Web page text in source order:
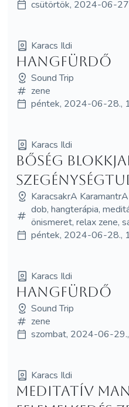
csütörtök, 2024-06-
Karacs Ildi
Hangfürdő
Sound Trip
zene
péntek, 2024-06-28.,
Karacs Ildi
Bőség
KaracsakrA KaramantrA
dob, hangterápia,
önismeret, relax zene,
péntek, 2024-06-28.,
Karacs Ildi
Hangfürdő
Sound Trip
zene
szombat, 2024-06-
Karacs Ildi
Meditatív